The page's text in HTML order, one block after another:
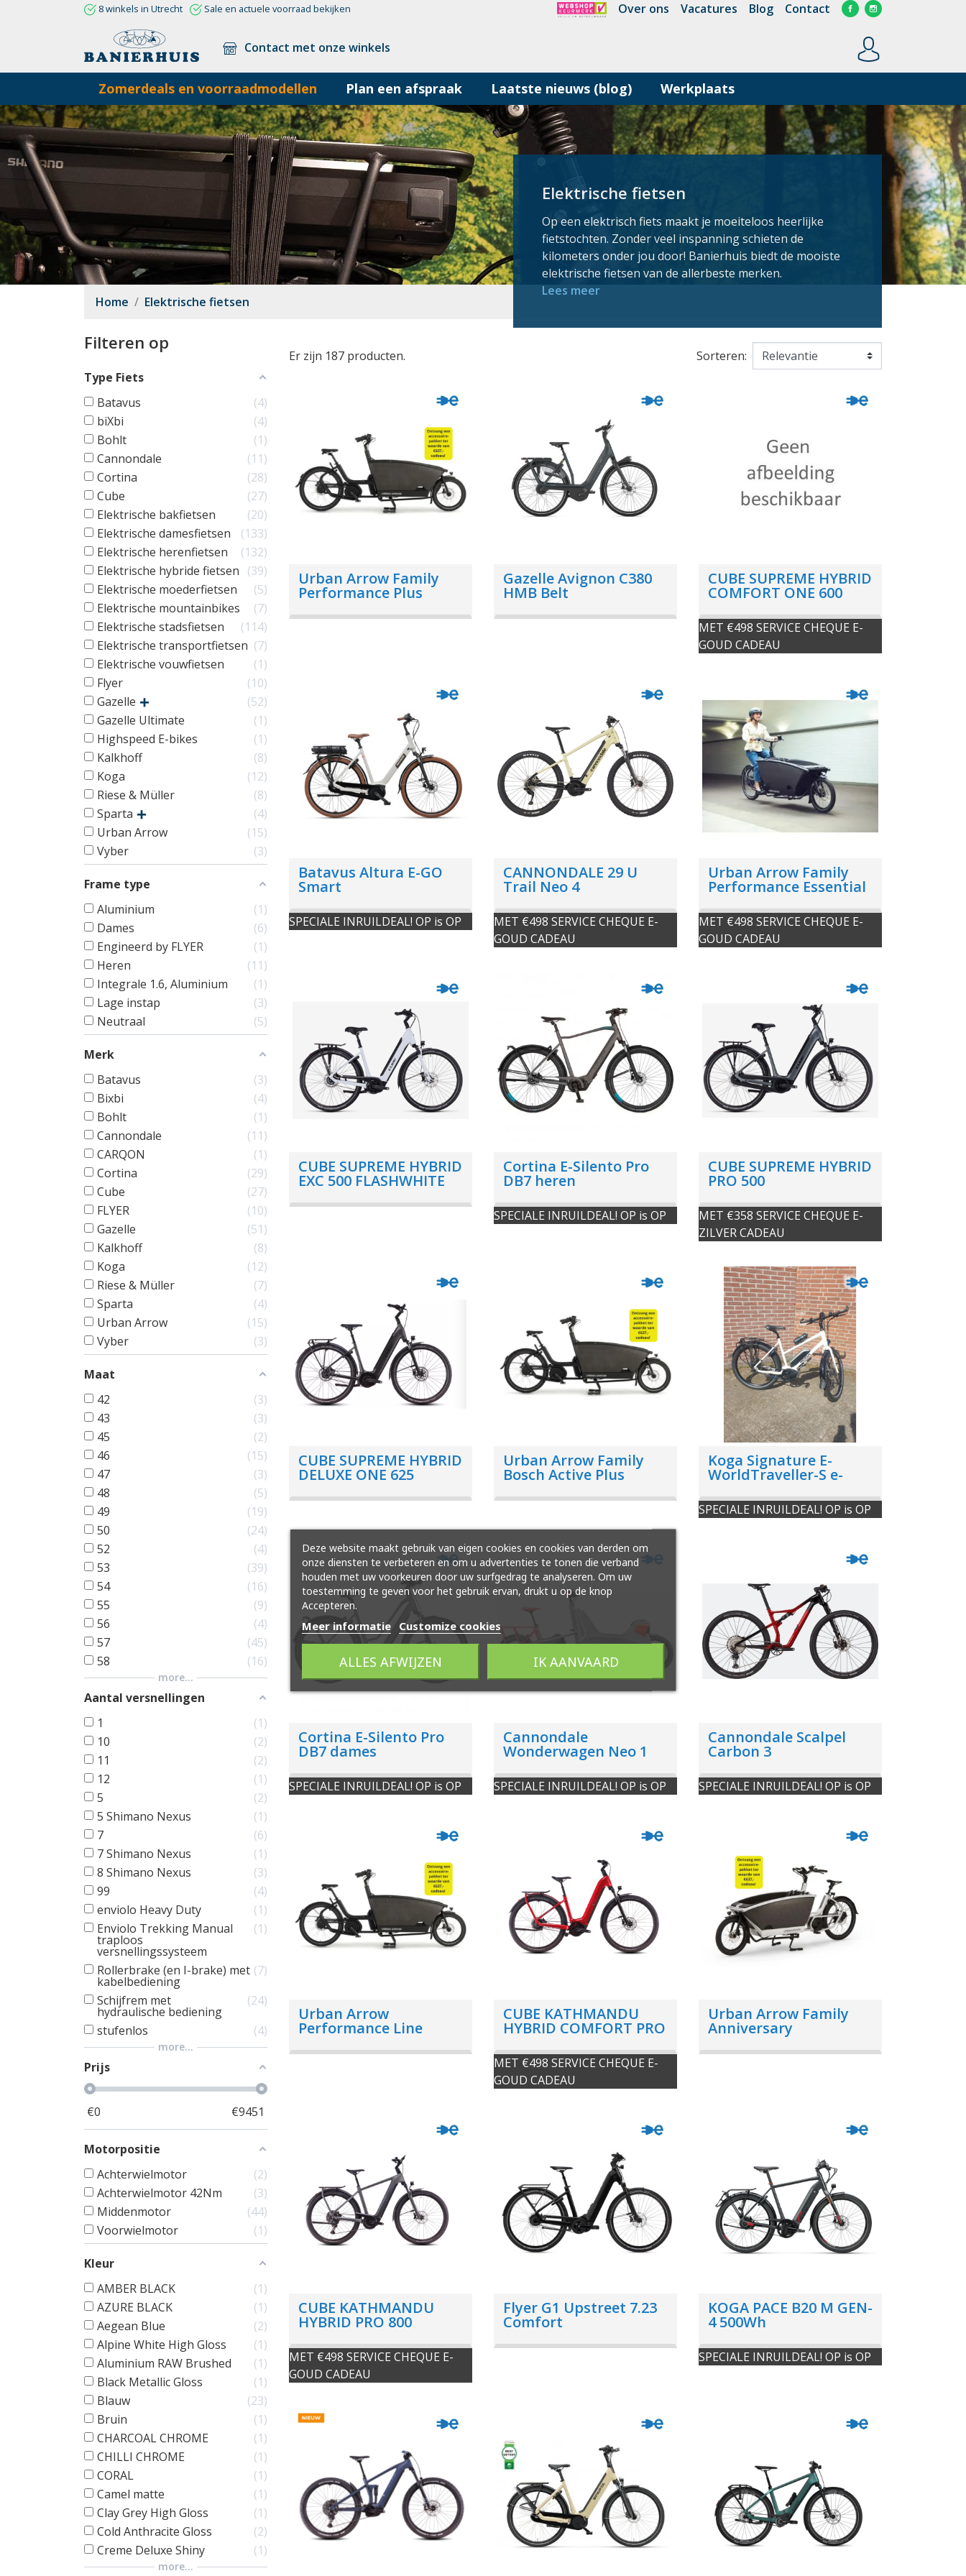
8 winkels in Utrecht Sale en actuele voorraad bekijken Over ons Vacatures Blog Contact
Contact met onze winkels
Zomerdeals en voorraadmodellen Plan een afspraak Laatste nieuws (blog) Werkplaats
Elektrische fietsen
Op een elektrisch fiets maakt je moeiteloos heerlijke
fietstochten. Zonder veel inspanning schieten de
kilometers onder jou door! Banierhuis biedt de mooiste
elektrische fietsen van de allerbeste merken.
Lees meer
Home Elektrische fietsen
Filteren op
Type Fiets
Batavus
4
biXbi
4
Bohlt
1
Cannondale
11
Cortina
28
Cube
27
Elektrische bakfietsen
20
Elektrische damesfietsen
133
Elektrische herenfietsen
132
Elektrische hybride fietsen
39
Elektrische moederfietsen
5
Elektrische mountainbikes
7
Elektrische stadsfietsen
114
Elektrische transportfietsen
7
Elektrische vouwfietsen
1
Flyer
10
Gazelle
52
Gazelle Ultimate
1
Highspeed E-bikes
1
Kalkhoff
8
Koga
12
Riese & Müller
8
Sparta
4
Urban Arrow
15
Vyber
3
Frame type
Aluminium
1
Dames
6
Engineerd by FLYER
1
Heren
11
Integrale 1.6, Aluminium
1
Lage instap
3
Neutraal
5
Merk
Batavus
3
Bixbi
4
Bohlt
1
Cannondale
11
CARQON
1
Cortina
29
Cube
27
FLYER
10
Gazelle
51
Kalkhoff
8
Koga
12
Riese & Müller
7
Sparta
4
Urban Arrow
15
Vyber
3
Maat
42
3
43
3
45
2
46
15
47
3
48
5
49
19
50
24
52
4
53
39
54
16
55
9
56
4
57
45
58
16
more...
Aantal versnellingen
1
1
10
2
11
2
12
1
5
2
5 Shimano Nexus
1
7
6
7 Shimano Nexus
1
8 Shimano Nexus
3
99
4
enviolo Heavy Duty
1
Enviolo Trekking Manual
traploos
versnellingssysteem
1
Rollerbrake (en I-brake) met
kabelbediening
7
Schijfrem met
hydraulische bediening
24
stufenlos
4
more...
Prijs
€0 €9451
Motorpositie
Achterwielmotor
2
Achterwielmotor 42Nm
3
Middenmotor
44
Voorwielmotor
1
Kleur
AMBER BLACK
1
AZURE BLACK
1
Aegean Blue
2
Alpine White High Gloss
1
Aluminium RAW Brushed
1
Black Metallic Gloss
1
Blauw
23
Bruin
1
CHARCOAL CHROME
1
CHILLI CHROME
1
CORAL
1
Camel matte
1
Clay Grey High Gloss
1
Cold Anthracite Gloss
2
Creme Deluxe Shiny
1
more...
Er zijn 187 producten. Sorteren:
Urban Arrow Family
Performance Plus
Gazelle Avignon C380
HMB Belt
CUBE SUPREME HYBRID
COMFORT ONE 600
MET €498 SERVICE CHEQUE E-
GOUD CADEAU
Batavus Altura E-GO
Smart
SPECIALE INRUILDEAL! OP is OP
CANNONDALE 29 U
Trail Neo 4
MET €498 SERVICE CHEQUE E-
GOUD CADEAU
Urban Arrow Family
Performance Essential
MET €498 SERVICE CHEQUE E-
GOUD CADEAU
CUBE SUPREME HYBRID
EXC 500 FLASHWHITE
Cortina E-Silento Pro
DB7 heren
SPECIALE INRUILDEAL! OP is OP
CUBE SUPREME HYBRID
PRO 500
MET €358 SERVICE CHEQUE E-
ZILVER CADEAU
CUBE SUPREME HYBRID
DELUXE ONE 625
Urban Arrow Family
Bosch Active Plus
Koga Signature E-
WorldTraveller-S e-
SPECIALE INRUILDEAL! OP is OP
Cortina E-Silento Pro
DB7 dames
SPECIALE INRUILDEAL! OP is OP
Cannondale
Wonderwagen Neo 1
SPECIALE INRUILDEAL! OP is OP
Cannondale Scalpel
Carbon 3
SPECIALE INRUILDEAL! OP is OP
Urban Arrow
Performance Line
CUBE KATHMANDU
HYBRID COMFORT PRO
MET €498 SERVICE CHEQUE E-
GOUD CADEAU
Urban Arrow Family
Anniversary
CUBE KATHMANDU
HYBRID PRO 800
MET €498 SERVICE CHEQUE E-
GOUD CADEAU
Flyer G1 Upstreet 7.23
Comfort
KOGA PACE B20 M GEN-
4 500Wh
SPECIALE INRUILDEAL! OP is OP
Deze website maakt gebruik van eigen cookies en cookies van derden om
onze diensten te verbeteren en om u advertenties te tonen die verband
houden met uw voorkeuren door uw surfgedrag te analyseren. Om uw
toestemming te geven voor het gebruik ervan, drukt u op de knop
Accepteren.
Meer informatie Customize cookies
ALLES AFWIJZEN IK AANVAARD